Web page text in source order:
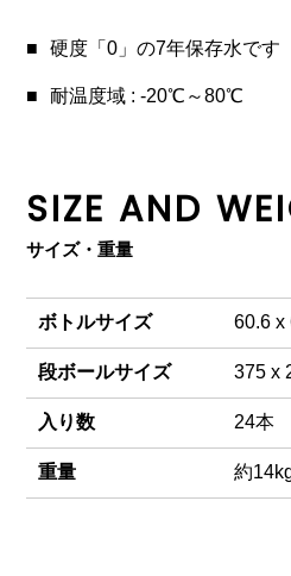
硬度「0」の7年保存水です
耐温度域 : -20℃～80℃
SIZE AND
サイズ・重量
ボトルサイズ 60.6 x
段ボールサイズ 375 x
入り数 24本
重量 約